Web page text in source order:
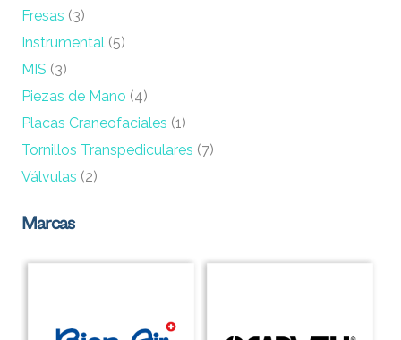
Fresas (3)
Instrumental (5)
MIS (3)
Piezas de Mano (4)
Placas Craneofaciales (1)
Tornillos Transpediculares (7)
Válvulas (2)
Marcas